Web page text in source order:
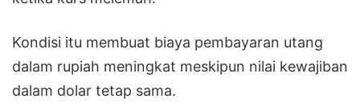
Kondisi itu membuat biaya pembayaran utang
dalam rupiah meningkat meskipun nilai kewajiban
dalam dolar tetap sama.